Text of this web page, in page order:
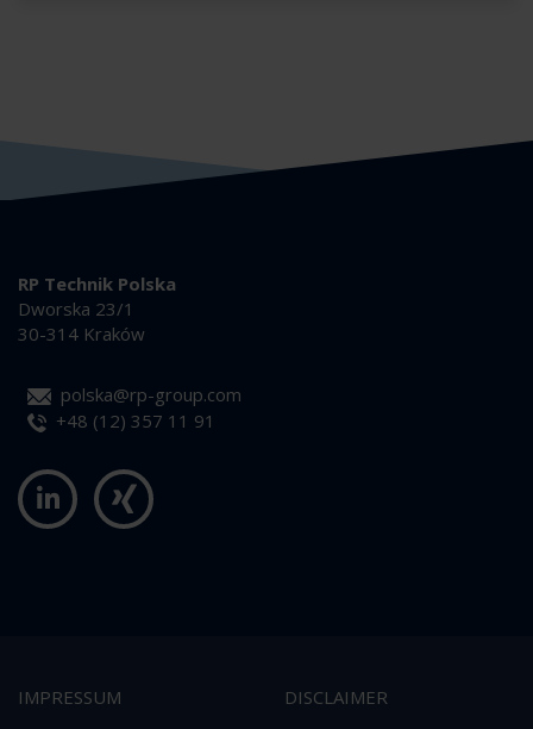
RP Technik Polska
Dworska 23/1
30-314 Kraków
polska@rp-group.com
+48 (12) 357 11 91
IMPRESSUM DISCLAIMER